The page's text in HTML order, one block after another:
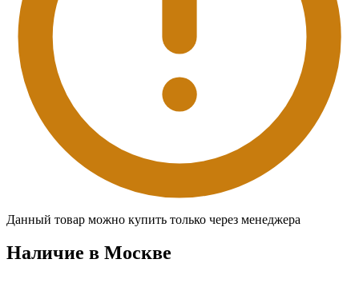
Данный товар можно купить только через менеджера
Наличие в Москвe